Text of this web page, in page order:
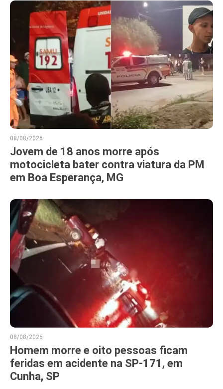
08/08/2026
Jovem de 18 anos morre após
motocicleta bater contra viatura da PM
em Boa Esperança, MG
08/08/2026
Homem morre e oito pessoas ficam
feridas em acidente na SP-171, em
Cunha, SP